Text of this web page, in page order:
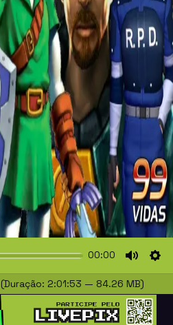
00:00
Mute
(Duração: 2:01:53 — 84.26 MB)